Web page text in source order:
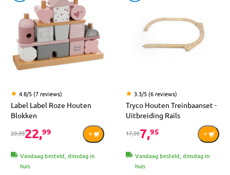
4.8/5 (7 reviews)
Label Label Roze Houten
Blokken
29,9922,99
Vandaag besteld, dinsdag in
huis
3.3/5 (6 reviews)
Tryco Houten Treinbaanset -
Uitbreiding Rails
17,997,95
Vandaag besteld, dinsdag in
huis